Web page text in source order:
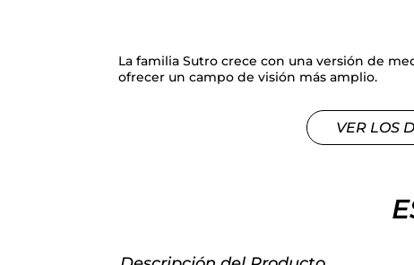
La familia Sutro crece con una versión de
ofrecer un campo de visión más amplio.
VER LOS